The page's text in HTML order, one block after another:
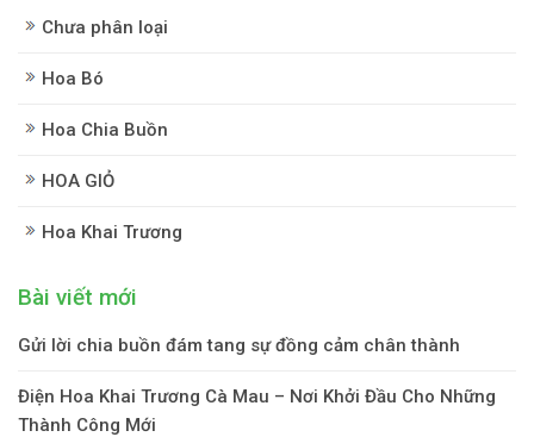
Chưa phân loại
Hoa Bó
Hoa Chia Buồn
HOA GIỎ
Hoa Khai Trương
Bài viết mới
Gửi lời chia buồn đám tang sự đồng cảm chân thành
Điện Hoa Khai Trương Cà Mau – Nơi Khởi Đầu Cho Những
Thành Công Mới